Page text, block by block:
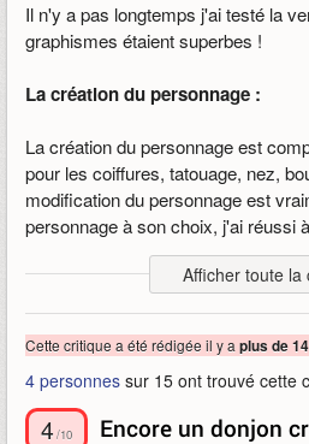
peut ici vraiment parler de PvP
knock, combos, aeroskill , classe
Trois serveurs d'arènes sont
Team ou Relay match duel. Il y a
beaucoup de joueurs. ^^
Et Même PVPVE : quand vous
groupe, vous pouvez allouer que
zone pour vous tuer à tout
d'xp si vous finissez l'instance.
sont distribuées si vous tuez les
vous tuer. : )
Artisanat : très simple. Cinq métiers
Il n'y a pas longtemps j'ai testé la
graphismes étaient superbes !
La création du personnage :
La création du personnage est
pour les coiffures, tatouage, nez,
modification du personnage est
personnage à son choix, j'ai réussi
dur à faire, mais je l'ai réussi !
Chaque classe a un style de
attaques puissantes. Les armes
classe, et les skills sont vraiment
rapidement avec le style de combat
Afficher toute la
Cette critique a été rédigée il y a plus de
4 personnes sur 15 ont trouvé cette
4 /10
Encore un donjon